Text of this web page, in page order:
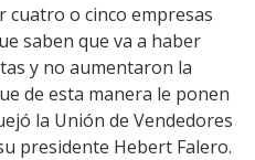
cuatro o cinco empresas
saben que va a haber
y no aumentaron la
de esta manera le ponen
la Unión de Vendedores
presidente Hebert Falero.